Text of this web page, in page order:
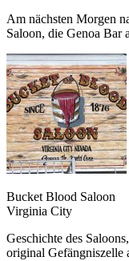
Am nächsten Morgen
Saloon, die Genoa Bar
Bucket Blood Saloon
Virginia City
Geschichte des
original Gefängniszelle